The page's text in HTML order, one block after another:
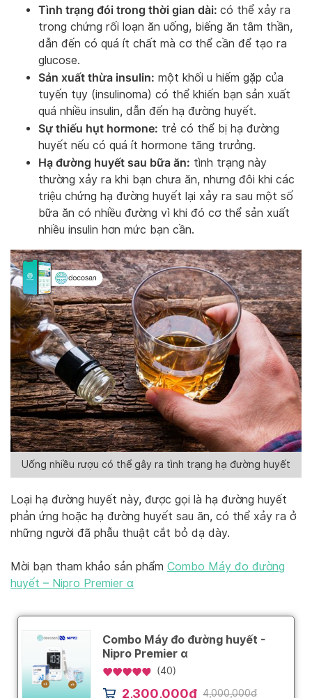
Tình trạng đói trong thời gian dài: có thể xảy ra
trong chứng rối loạn ăn uống, biếng ăn tâm thần,
dẫn đến có quá ít chất mà cơ thể cần để tạo ra
glucose.
Sản xuất thừa insulin: một khối u hiếm gặp của
tuyến tụy (insulinoma) có thể khiến bạn sản xuất
quá nhiều insulin, dẫn đến hạ đường huyết.
Sự thiếu hụt hormone: trẻ có thể bị hạ đường
huyết nếu có quá ít hormone tăng trưởng.
Hạ đường huyết sau bữa ăn: tình trạng này
thường xảy ra khi bạn chưa ăn, nhưng đôi khi các
triệu chứng hạ đường huyết lại xảy ra sau một số
bữa ăn có nhiều đường vì khi đó cơ thể sản xuất
nhiều insulin hơn mức bạn cần.
Uống nhiều rượu có thể gây ra tình trạng hạ đường huyết
Loại hạ đường huyết này, được gọi là hạ đường huyết
phản ứng hoặc hạ đường huyết sau ăn, có thể xảy ra ở
những người đã phẫu thuật cắt bỏ dạ dày.
Mời bạn tham khảo sản phẩm Combo Máy đo đường
huyết – Nipro Premier α